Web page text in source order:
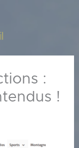
:
!